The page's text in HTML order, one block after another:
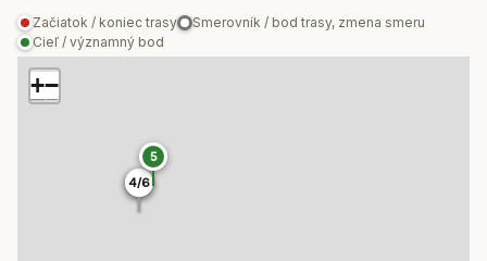
Začiatok / koniec trasy
Smerovník / bod trasy, zmena smeru
Cieľ / významný bod
4/6
5
4/6
+−